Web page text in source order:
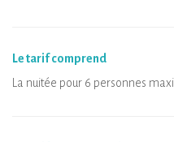
Le tarif comprend
La nuitée pour 6 personnes